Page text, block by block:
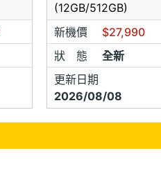
(12GB/512GB)
新機價
$27,990
狀 態
全新
更新日期
2026/08/08